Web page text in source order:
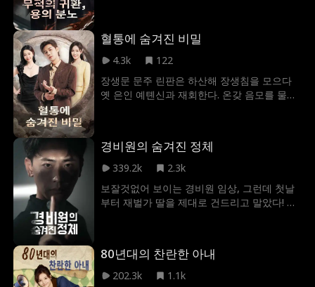
혈통에 숨겨진 비밀
4.3k
122
장생문 문주 린판은 하산해 장생침을 모으다
옛 은인 예톈신과 재회한다. 온갖 음모를 물리
경비원의 숨겨진 정체
339.2k
2.3k
보잘것없어 보이는 경비원 임상, 그런데 첫날
부터 재벌가 딸을 제대로 건드리고 말았다! 화
렵기만 한데...
80년대의 찬란한 아내
202.3k
1.1k